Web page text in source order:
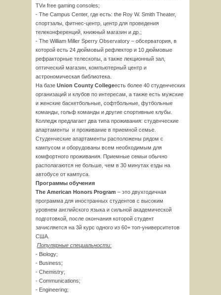
TVи free gaming consoles;
- The Campus Center, где есть: the Roy W. Smith Theater,
спортзалы, фитнес-центр, центр для проведения
телеконференций, книжный магазин и др.;
- The William Miller Sperry Observatory – обсерватория, в
которой есть 24 дюймовый рефлектор и 10 дюймовые
рефракторные телескопы, а также лекционный зал,
оптический магазин, компьютерный центр и
астрономическая библиотека.
На базе Union County Collegeесть более 40 студенческих
организаций и клубов по интересам, а также есть мужские
и женские баскетбольные, софтбольные, футбольные
команды, гольф команды и другие спортивные клубы.
Колледж предлагает два типа проживания: студенческие
апартаменты и проживание в приемной семье.
Студенческие апартаменты расположены рядом с
кампусом и оборудованы всем необходимым для
комфортного проживания. Приемные семьи обычно
располагаются не больше, чем в 30 минутах езды на
автобусе от кампуса.
Программы обучения
The American Honors Program – это двухгодичная
программа для иностранных студентов с высоким
уровнем английского языка и сильной академической
подготовкой, после окончания которой студент
зачисляется на 3й курс одного из 60+ топ-университетов
США.
Популярные специальности:
- Biology;
- Business;
- Chemistry;
- Communications;
- Engineering;